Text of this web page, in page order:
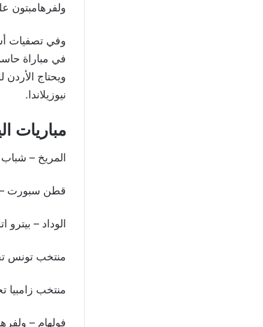
ولفرهامبتون
في مباراة
ويحتاج
نيوزيلاندا.
مباريات
المريخ – شباب
قطن سبورت –
الوداد – بيترو
منتخب تونس تحت 20 – منتخب
منتخب زامبيا تحت 20 – منتخب
فولهام –